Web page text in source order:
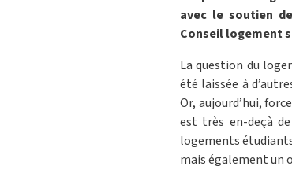
avec le soutien
Conseil logement
La question du
été laissée à
Or, aujourd’hui,
est très en-deçà
logements
mais également un